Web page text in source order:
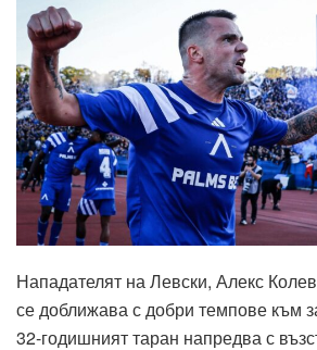
Нападателят на Левски, Алекс
се доближава с добри темпове към
32-годишният таран напредва с